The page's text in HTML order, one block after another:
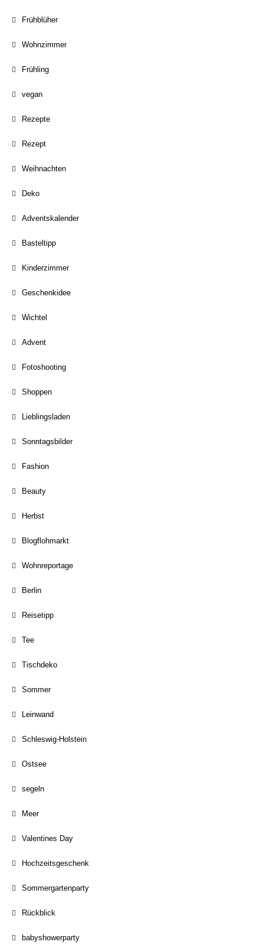
Frühblüher
Wohnzimmer
Frühling
vegan
Rezepte
Rezept
Weihnachten
Deko
Adventskalender
Basteltipp
Kinderzimmer
Geschenkidee
Wichtel
Advent
Fotoshooting
Shoppen
Lieblingsladen
Sonntagsbilder
Fashion
Beauty
Herbst
Blogflohmarkt
Wohnreportage
Berlin
Reisetipp
Tee
Tischdeko
Sommer
Leinwand
Schleswig-Holstein
Ostsee
segeln
Meer
Valentines Day
Hochzeitsgeschenk
Sommergartenparty
Rückblick
babyshowerparty